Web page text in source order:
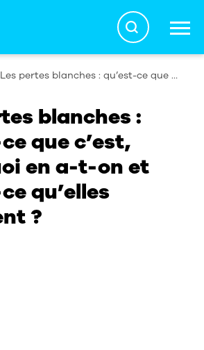
Search
Les pertes blanches : qu’est-ce que c’est, pourquoi en a-t-on et qu’est-ce qu’elles signifient ?
blanches :
que c’est,
en a-t-on et
qu’elles
?